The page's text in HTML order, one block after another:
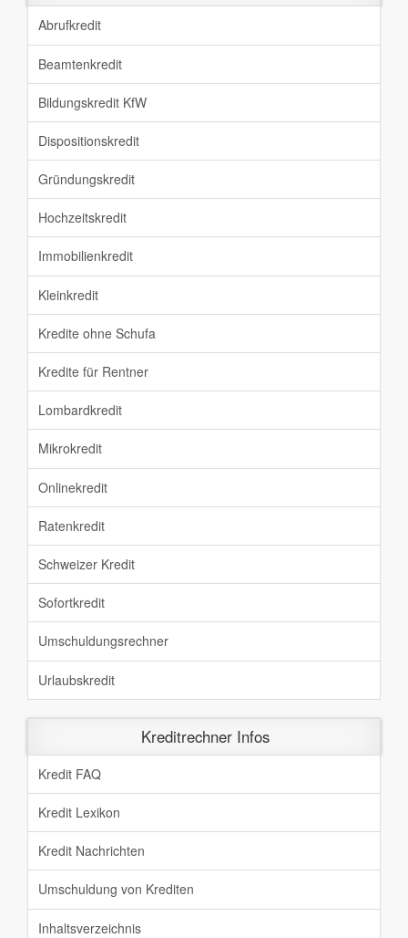
Abrufkredit
Beamtenkredit
Bildungskredit KfW
Dispositionskredit
Gründungskredit
Hochzeitskredit
Immobilienkredit
Kleinkredit
Kredite ohne Schufa
Kredite für Rentner
Lombardkredit
Mikrokredit
Onlinekredit
Ratenkredit
Schweizer Kredit
Sofortkredit
Umschuldungsrechner
Urlaubskredit
Kreditrechner Infos
Kredit FAQ
Kredit Lexikon
Kredit Nachrichten
Umschuldung von Krediten
Inhaltsverzeichnis